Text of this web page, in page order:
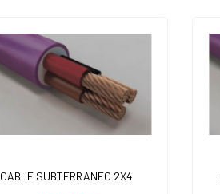
CABLE SUBTERRANEO 2X4